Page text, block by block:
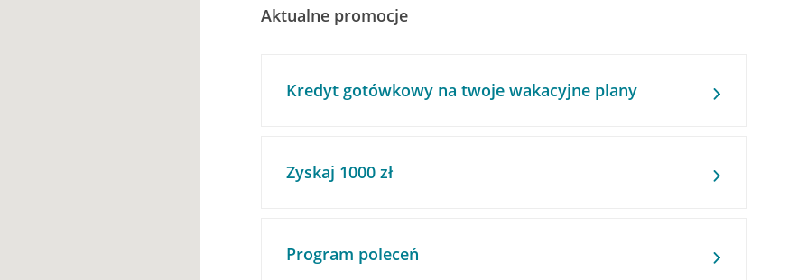
Aktualne promocje
Kredyt gotówkowy na twoje wakacyjne plany
Zyskaj 1000 zł
Program poleceń